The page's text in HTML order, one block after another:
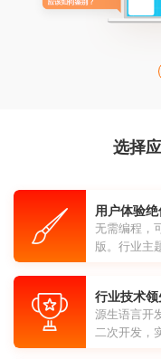
选择
用户体验绝
无需编程，
版。行业主
行业技术领
源生语言开
二次开发，